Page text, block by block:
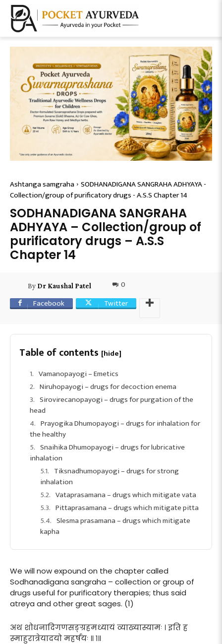
Ashtanga samgraha SODHANADIGANA SANGRAHA ADHYAYA -
Collection/group of purificatory drugs - A.S.S Chapter 14
SODHANADIGANA SANGRAHA
ADHYAYA – Collection/group of
purificatory drugs – A.S.S
Chapter 14
By Dr Kaushal Patel
0
Facebook
Twitter
Table of contents [hide]
Vamanopayogi – Emetics
Niruhopayogi – drugs for decoction enema
Sirovirecanopayogi – drugs for purgation of the
head
Prayogika Dhumopayogi – drugs for inhalation for
the healthy
Snaihika Dhumopayogi – drugs for lubricative
inhalation
Tiksnadhumopayogi – drugs for strong
inhalation
Vataprasamana – drugs which mitigate vata
Pittaprasamana – drugs which mitigate pitta
Slesma prasamana – drugs which mitigate
kapha
We will now expound on the chapter called
Sodhanadigana sangraha – collection or group of
drugs useful for purificatory therapies; thus said
atreya and other great sages. (1)
अथ शोधनादिगणसङ्ग्रहमध्यायं व्याख्यास्यामः । इति ह
स्माहुरात्रेयादयो महर्षयः ॥ १॥